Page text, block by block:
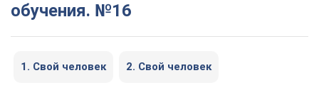
обучения. №16
1. Свой человек 2. Свой человек